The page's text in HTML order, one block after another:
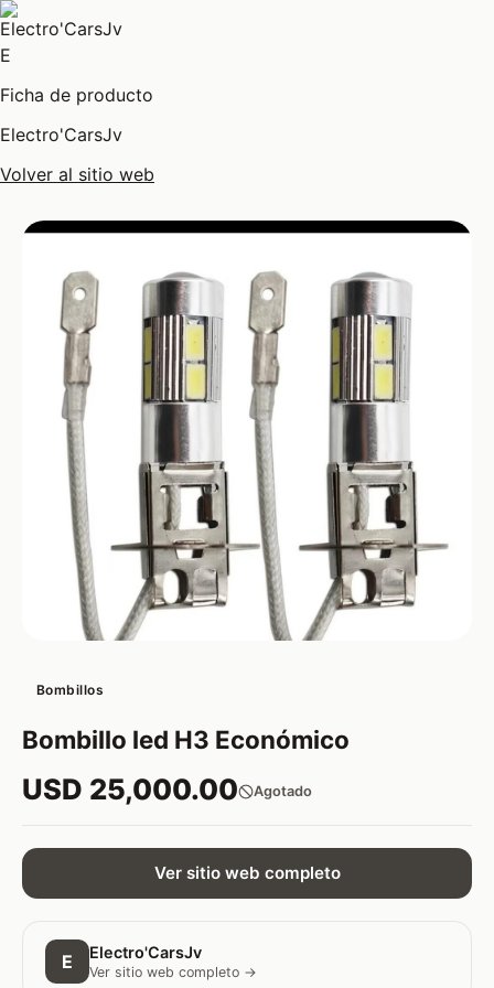
E
Ficha de producto
Electro'CarsJv
Volver al sitio web
Bombillos
Bombillo led H3 Económico
USD 25,000.00 Agotado
Ver sitio web completo
E Electro'CarsJv
Ver sitio web completo →